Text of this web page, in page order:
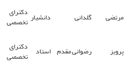
مرتضی گلدانی دانشیار دکترای
تخصصی
پرویز
رضوانی مقدم استاد دکترای
تخصصی